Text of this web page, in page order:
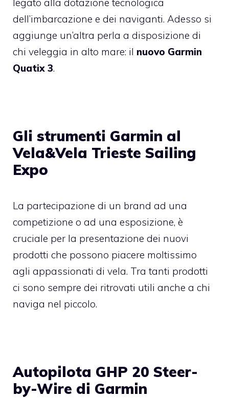
dell’imbarcazione e dei naviganti. Adesso si
aggiunge un’altra perla a disposizione di
chi veleggia in alto mare: il nuovo Garmin
Quatix 3.
Gli strumenti Garmin al
Vela&Vela Trieste Sailing
Expo
La partecipazione di un brand ad una
competizione o ad una esposizione, è
cruciale per la presentazione dei nuovi
prodotti che possono piacere moltissimo
agli appassionati di vela. Tra tanti prodotti
ci sono sempre dei ritrovati utili anche a chi
naviga nel piccolo.
Autopilota GHP 20 Steer-
by-Wire di Garmin